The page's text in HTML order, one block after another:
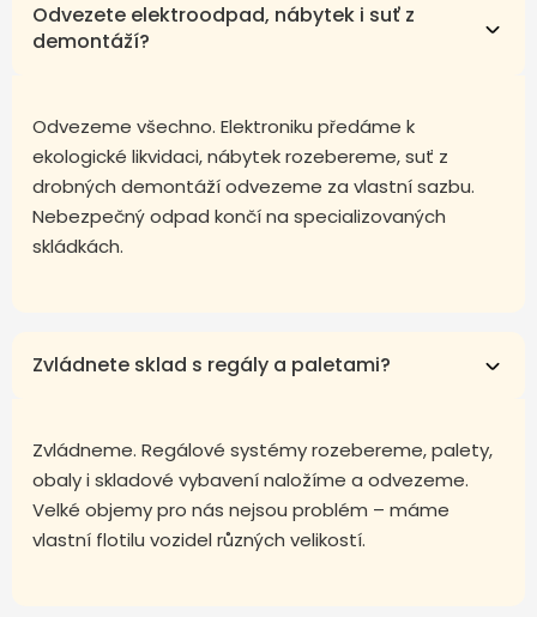
Odvezete elektroodpad, nábytek i suť z
demontáží?
Odvezeme všechno. Elektroniku předáme k
ekologické likvidaci, nábytek rozebereme, suť z
drobných demontáží odvezeme za vlastní sazbu.
Nebezpečný odpad končí na specializovaných
skládkách.
Zvládnete sklad s regály a paletami?
Zvládneme. Regálové systémy rozebereme, palety,
obaly i skladové vybavení naložíme a odvezeme.
Velké objemy pro nás nejsou problém – máme
vlastní flotilu vozidel různých velikostí.